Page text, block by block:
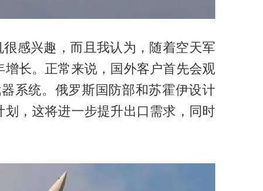
感兴趣，而且我认为，随着空天军
长。正常来说，国外客户首先会观
系统。俄罗斯国防部和苏霍伊设计
，这将进一步提升出口需求，同时